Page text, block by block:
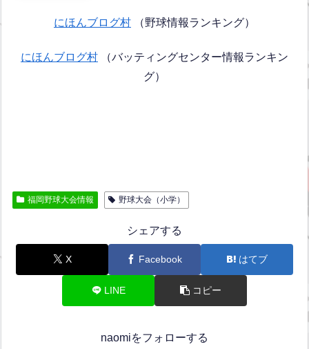
にほんブログ村 （野球情報ランキング）
にほんブログ村 （バッティングセンター情報ランキン
グ）
福岡野球大会情報 野球大会（小学）
シェアする
X Facebook はてブ
LINE コピー
naomiをフォローする